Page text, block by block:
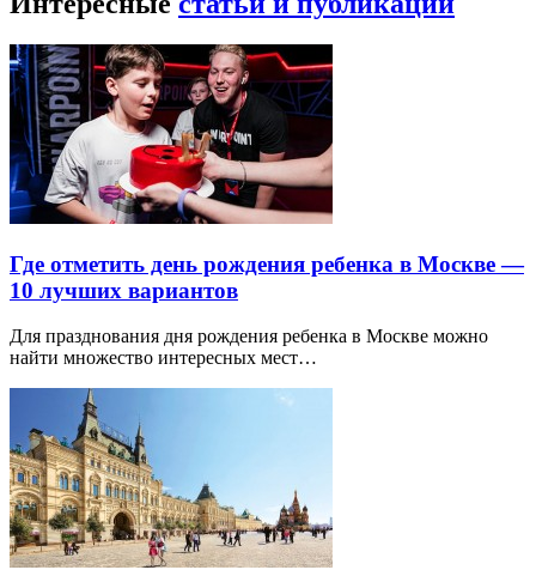
Где отметить день рождения ребенка в Москве —
10 лучших вариантов
Для празднования дня рождения ребенка в Москве можно
найти множество интересных мест…